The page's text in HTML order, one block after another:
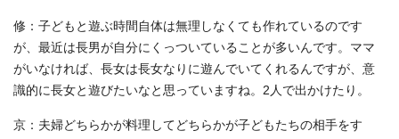
修：子どもと遊ぶ時間自体は無理しなくても作れているのです
が、最近は長男が自分にくっついていることが多いんです。ママ
がいなければ、長女は長女なりに遊んでいてくれるんですが、意
識的に長女と遊びたいなと思っていますね。2人で出かけたり。
京：夫婦どちらかが料理してどちらかが子どもたちの相手をす